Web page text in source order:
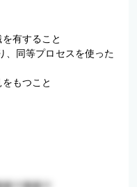
有すること
、同等プロセスを使った
もつこと